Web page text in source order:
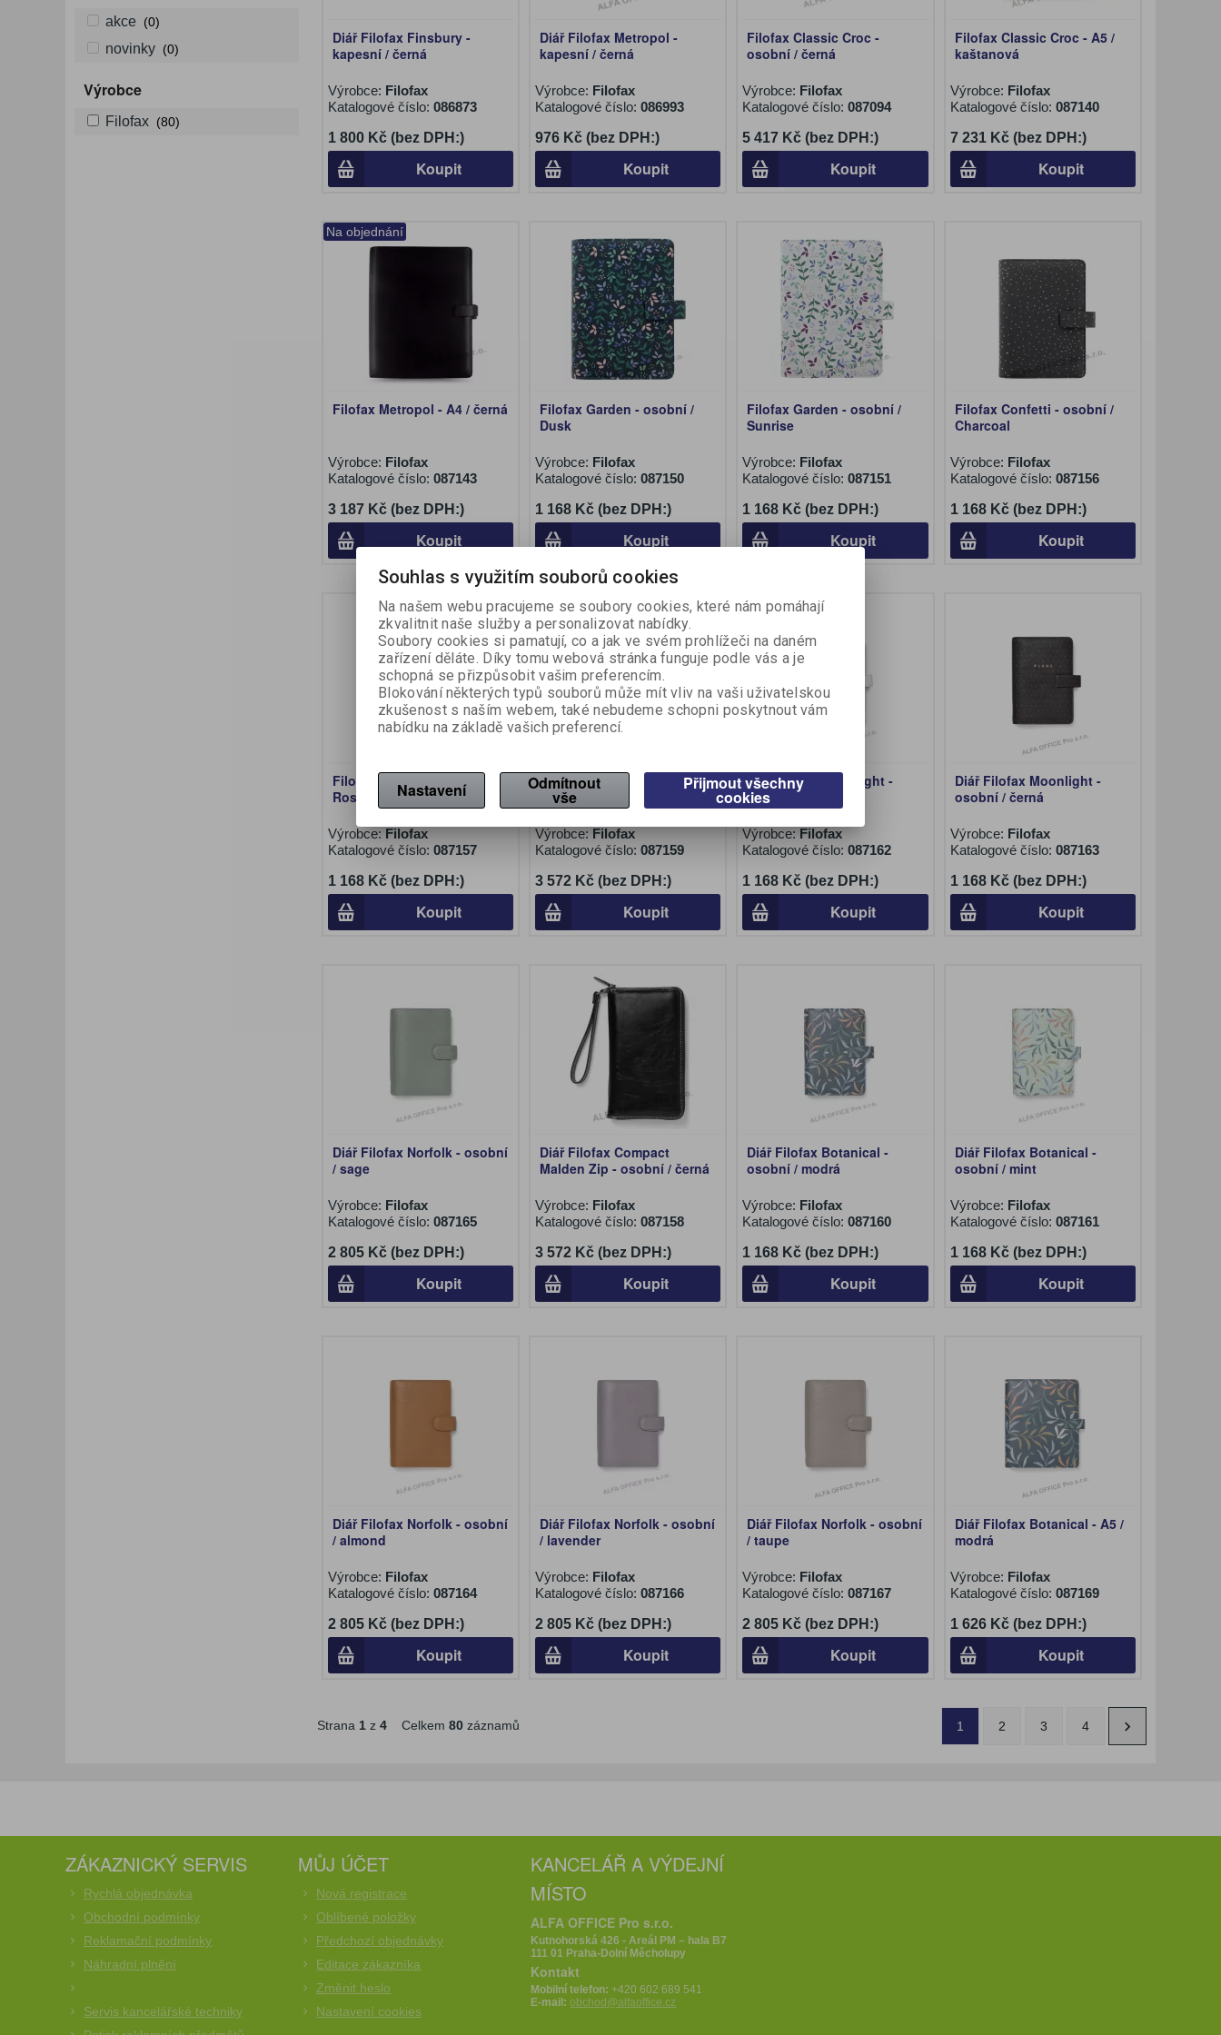
akce (0)
novinky (0)
Výrobce
Filofax (80)
Diář Filofax Finsbury -
kapesní / černá
Výrobce: Filofax
Katalogové číslo: 086873
1 800 Kč (bez DPH:)
Koupit
Diář Filofax Metropol -
kapesní / černá
Výrobce: Filofax
Katalogové číslo: 086993
976 Kč (bez DPH:)
Koupit
Filofax Classic Croc -
osobní / černá
Výrobce: Filofax
Katalogové číslo:087094
5 417 Kč (bez DPH:)
Koupit
Filofax Classic Croc - A5 /
kaštanová
Výrobce: Filofax
Katalogové číslo: 087140
7 231 Kč (bez DPH:)
Koupit
Na objednání
Filofax Metropol - A4 / černá
Výrobce: Filofax
Katalogové číslo: 087143
3 187 Kč (bez DPH:)
Koupit
Filofax Garden - osobní /
Dusk
Výrobce: Filofax
Katalogové číslo: 087150
1 168 Kč (bez DPH:)
Koupit
Filofax Garden - osobní /
Sunrise
Výrobce: Filofax
Katalogové číslo:087151
1 168 Kč (bez DPH:)
Koupit
Filofax Confetti - osobní /
Charcoal
Výrobce: Filofax
Katalogové číslo: 087156
1 168 Kč (bez DPH:)
Koupit
Filofax Confetti - osobní /
Rose Quartz
Výrobce: Filofax
Katalogové číslo: 087157
1 168 Kč (bez DPH:)
Koupit
Diář Filofax Compact
Malden Zip - osobní /
růžová
Výrobce: Filofax
Katalogové číslo: 087159
3 572 Kč (bez DPH:)
Koupit
Diář Filofax Moonlight -
osobní / bílá
Výrobce: Filofax
Katalogové číslo:087162
1 168 Kč (bez DPH:)
Koupit
Diář Filofax Moonlight -
osobní / černá
Výrobce: Filofax
Katalogové číslo: 087163
1 168 Kč (bez DPH:)
Koupit
Diář Filofax Norfolk - osobní
/ sage
Výrobce: Filofax
Katalogové číslo: 087165
2 805 Kč (bez DPH:)
Koupit
Diář Filofax Compact
Malden Zip - osobní / černá
Výrobce: Filofax
Katalogové číslo: 087158
3 572 Kč (bez DPH:)
Koupit
Diář Filofax Botanical -
osobní / modrá
Výrobce: Filofax
Katalogové číslo:087160
1 168 Kč (bez DPH:)
Koupit
Diář Filofax Botanical -
osobní / mint
Výrobce: Filofax
Katalogové číslo: 087161
1 168 Kč (bez DPH:)
Koupit
Diář Filofax Norfolk - osobní
/ almond
Výrobce: Filofax
Katalogové číslo: 087164
2 805 Kč (bez DPH:)
Koupit
Diář Filofax Norfolk - osobní
/ lavender
Výrobce: Filofax
Katalogové číslo: 087166
2 805 Kč (bez DPH:)
Koupit
Diář Filofax Norfolk - osobní
/ taupe
Výrobce: Filofax
Katalogové číslo:087167
2 805 Kč (bez DPH:)
Koupit
Diář Filofax Botanical - A5 /
modrá
Výrobce: Filofax
Katalogové číslo: 087169
1 626 Kč (bez DPH:)
Koupit
Strana 1z 4Celkem 80záznamů 1 2 3 4
ZÁKAZNICKÝ SERVIS
Rychlá objednávka
Obchodní podmínky
Reklamační podmínky
Náhradní plnění
Servis kancelářské techniky
MŮJ ÚČET
Nová registrace
Oblíbené položky
Předchozí objednávky
Editace zákazníka
Změnit heslo
Nastavení cookies
KANCELÁŘ A VÝDEJNÍ
MÍSTO
ALFA OFFICE Pro s.r.o.
Kutnohorská 426 - Areál PM – hala B7
111 01 Praha-Dolní Měcholupy
Kontakt
Mobilní telefon:+420 602 689 541
E-mail:obchod@alfaoffice.cz
Souhlas s využitím souborů cookies
Na našem webu pracujeme se soubory cookies, které nám pomáhají
zkvalitnit naše služby a personalizovat nabídky.
Soubory cookies si pamatují, co a jak ve svém prohlížeči na daném
zařízení děláte. Díky tomu webová stránka funguje podle vás a je
schopná se přizpůsobit vašim preferencím.
Blokování některých typů souborů může mít vliv na vaši uživatelskou
zkušenost s naším webem, také nebudeme schopni poskytnout vám
nabídku na základě vašich preferencí.
Nastavení Odmítnout
vše
Přijmout všechny
cookies